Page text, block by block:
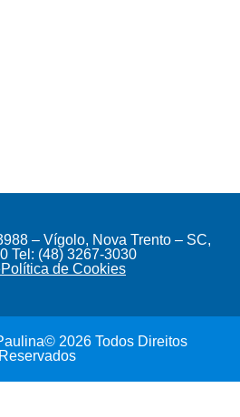
– Vígolo, Nova Trento – SC,
Tel: (48) 3267-3030
Política de Cookies
2026 Todos Direitos
Reservados